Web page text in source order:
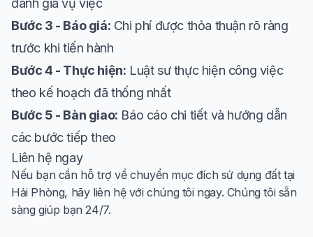
đánh giá vụ việc
Bước 3 - Báo giá: Chi phí được thỏa thuận rõ ràng
trước khi tiến hành
Bước 4 - Thực hiện: Luật sư thực hiện công việc
theo kế hoạch đã thống nhất
Bước 5 - Bàn giao: Báo cáo chi tiết và hướng dẫn
các bước tiếp theo
Liên hệ ngay
Nếu bạn cần hỗ trợ về chuyển mục đích sử dụng đất tại
Hải Phòng, hãy liên hệ với chúng tôi ngay. Chúng tôi sẵn
sàng giúp bạn 24/7.